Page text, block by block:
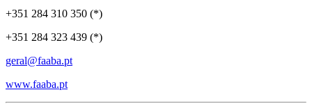
+351 284 310 350 (*)
+351 284 323 439 (*)
geral@faaba.pt
www.faaba.pt